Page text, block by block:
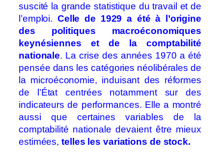
suscité la grande statistique du travail et de
l’emploi. Celle de 1929 a été à l’origine
des politiques macroéconomiques
keynésiennes et de la comptabilité
nationale. La crise des années 1970 a été
pensée dans les catégories néolibérales de
la microéconomie, induisant des réformes
de l’État centrées notamment sur des
indicateurs de performances. Elle a montré
aussi que certaines variables de la
comptabilité nationale devaient être mieux
estimées,telles les variations de stock.